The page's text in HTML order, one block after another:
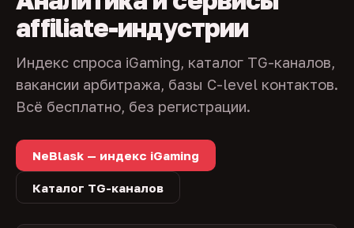
affiliate-индустрии
Индекс спроса iGaming, каталог TG-каналов,
вакансии арбитража, базы C-level контактов.
Всё бесплатно, без регистрации.
NeBlask — индекс iGaming
Каталог TG-каналов